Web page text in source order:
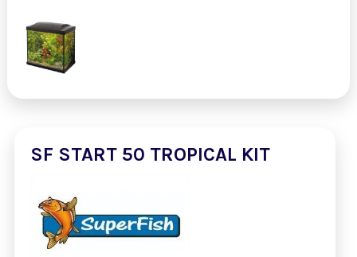
SF START 50 TROPICAL KIT